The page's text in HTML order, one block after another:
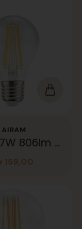
AIRAM
AIRAM 7W 806lm Klar 27K E27 dim
159,00